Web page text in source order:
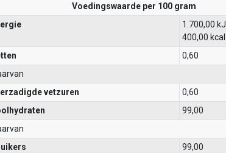
Voedingswaarde per 100 gram
1.700,00 kJ
400,00 kcal
0,60
vetzuren
0,60
99,00
99,00